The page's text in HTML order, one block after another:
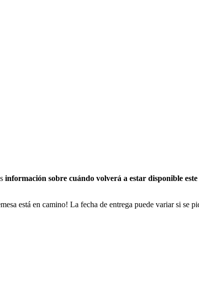
información sobre cuándo volverá a estar disponible
está en camino! La fecha de entrega puede variar si se